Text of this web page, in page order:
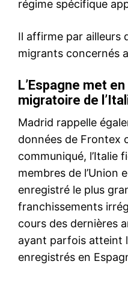
Mon compte
psychotropes à Tiflet : un
suspect interpellé
In "Sécurité"